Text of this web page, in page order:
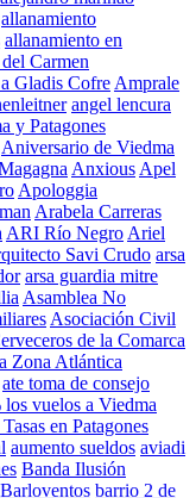
allanamiento
allanamiento en
Carmen
Gladis Cofre Amprale
angel lencura
y Patagones
Aniversario de Viedma
Anxious Apel
Apologgia
Arabela Carreras
ARI Río Negro Ariel
Savi Crudo arsa
arsa guardia mitre
Asamblea No
Asociación Civil
de la Comarca
Zona Atlántica
ate toma de consejo
vuelos a Viedma
en Patagones
aumento sueldos aviadi
Banda Ilusión
Barloventos barrio 2 de